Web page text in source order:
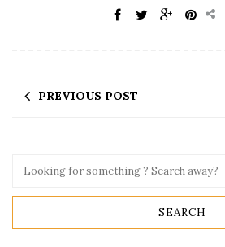
PREVIOUS POST